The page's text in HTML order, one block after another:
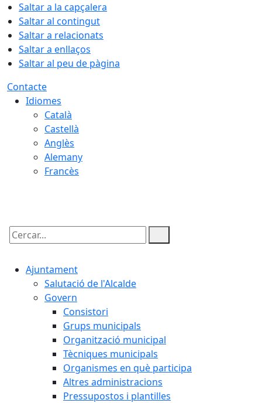
Saltar a la capçalera
Saltar al contingut
Saltar a relacionats
Saltar a enllaços
Saltar al peu de pàgina
Contacte
Idiomes
Català
Castellà
Anglès
Alemany
Francès
Cercar:
Ajuntament
Salutació de l'Alcalde
Govern
Consistori
Grups municipals
Organització municipal
Tècniques municipals
Organismes en què participa
Altres administracions
Pressupostos i plantilles